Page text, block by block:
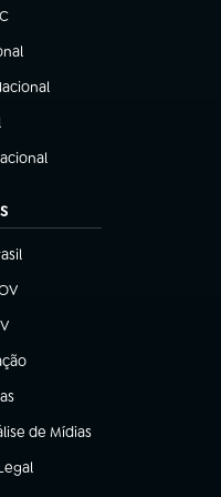
aba)
nova aba)
aba)
aba)
aba)
aba)
aba)
de Mídias
aba)